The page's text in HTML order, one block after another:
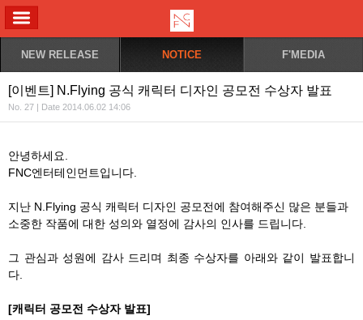
NEW RELEASE NOTICE F'MEDIA
[이벤트] N.Flying 공식 캐릭터 디자인 공모전 수상자 발표
No. 27 | Date 2014.06.02 14:06
안녕하세요.
FNC엔터테인먼트입니다.
지난 N.Flying 공식 캐릭터 디자인 공모전에 참여해주신 많은 분들과
소중한 작품에 대한 성의와 열정에 감사의 인사를 드립니다.
그 관심과 성원에 감사 드리며 최종 수상자를 아래와 같이 발표합니
다.
[캐릭터 공모전 수상자 발표]